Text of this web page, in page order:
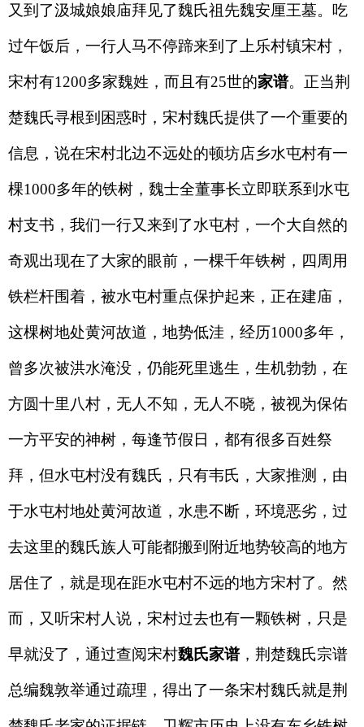
又到了汲城娘娘庙拜见了魏氏祖先魏安厘王墓。吃
过午饭后，一行人马不停蹄来到了上乐村镇宋村，
宋村有1200多家魏姓，而且有25世的家谱。正当荆
楚魏氏寻根到困惑时，宋村魏氏提供了一个重要的
信息，说在宋村北边不远处的顿坊店乡水屯村有一
棵1000多年的铁树，魏士全董事长立即联系到水屯
村支书，我们一行又来到了水屯村，一个大自然的
奇观出现在了大家的眼前，一棵千年铁树，四周用
铁栏杆围着，被水屯村重点保护起来，正在建庙，
这棵树地处黄河故道，地势低洼，经历1000多年，
曾多次被洪水淹没，仍能死里逃生，生机勃勃，在
方圆十里八村，无人不知，无人不晓，被视为保佑
一方平安的神树，每逢节假日，都有很多百姓祭
拜，但水屯村没有魏氏，只有韦氏，大家推测，由
于水屯村地处黄河故道，水患不断，环境恶劣，过
去这里的魏氏族人可能都搬到附近地势较高的地方
居住了，就是现在距水屯村不远的地方宋村了。然
而，又听宋村人说，宋村过去也有一颗铁树，只是
早就没了，通过查阅宋村魏氏家谱，荆楚魏氏宗谱
总编魏敦举通过疏理，得出了一条宋村魏氏就是荆